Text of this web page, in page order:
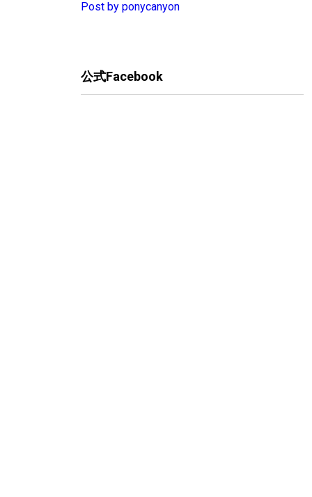
Post by ponycanyon
公式Facebook